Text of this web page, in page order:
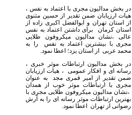
در بخش مدالیون مجری با اعتماد به نفس ،
هیات ارزیابان ضمن تقدیر از حسین مثنوی
از استان تهران و ابوالفضل اکبری زاده از
استان کرمان برای داشتن اعتماد به نفس
عالی ،نشان مدالیون میکروفون طلایی
مجری با بیشترین اعتماد به نفس را به
محمد عربی از استان یزد؛ اعطا نمود.
در بخش مدالیون ارتباطات موثر خبری ،
رسانه ای و افکار عمومی ، هیات ارزیابان
ضمن تقدیر از امیر قمری مجد به عنوان
مجری با ارتباطات موثر خوب از همدان
،نشان مدالیون میکروفون طلایی مجری با
بهترین ارتباطات موثر رسانه ای را به آرش
رضوانی از تهران اعطا نمود.